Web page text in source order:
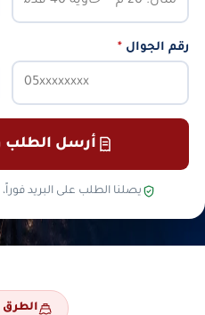
رقم الجوال *
أرسل الطلب
يصلنا الطلب على البريد
الطرق